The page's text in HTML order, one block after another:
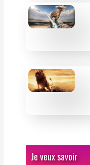
Je veux savoir